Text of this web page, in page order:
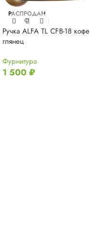
РАСПРОДАН
О
Ручка ALFA TL CFB-18 кофе
глянец
Фурнитура
1 500₽